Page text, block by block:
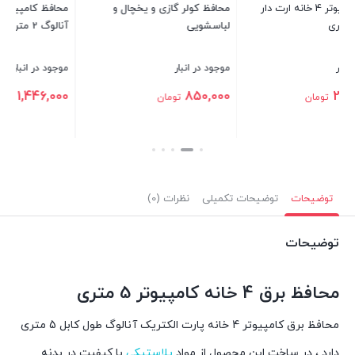
محافظ کولر گازی و یخچال و
850,000
محافظ کامپیوتر 4 خانه ارت دار
1,446,000
بستن
توضیحات توضیحات تکمیلی نظرات (0)
توضیحات
محافظ برق 4 خانه کامپیوتر 5 متری
محافظ برق کامپیوتر 4 خانه پارت الکتریک آنالوگ طول کابل 5 متری